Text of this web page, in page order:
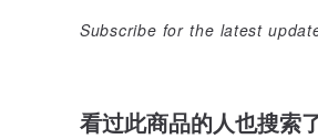
Subscribe for the latest
看过此商品的人也搜索